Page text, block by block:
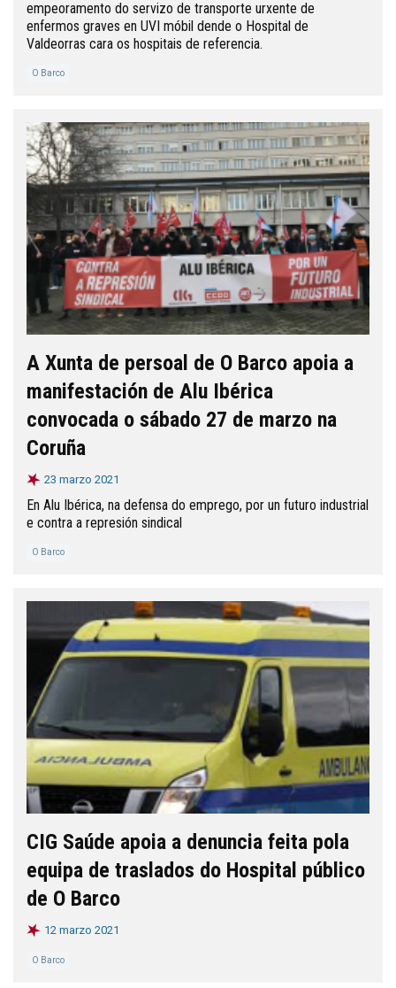
empeoramento do servizo de transporte urxente de
enfermos graves en UVI móbil dende o Hospital de
Valdeorras cara os hospitais de referencia.
O Barco
A Xunta de persoal de O Barco apoia a
manifestación de Alu Ibérica
convocada o sábado 27 de marzo na
Coruña
23 marzo 2021
En Alu Ibérica, na defensa do emprego, por un futuro industrial
e contra a represión sindical
O Barco
CIG Saúde apoia a denuncia feita pola
equipa de traslados do Hospital público
de O Barco
12 marzo 2021
O Barco